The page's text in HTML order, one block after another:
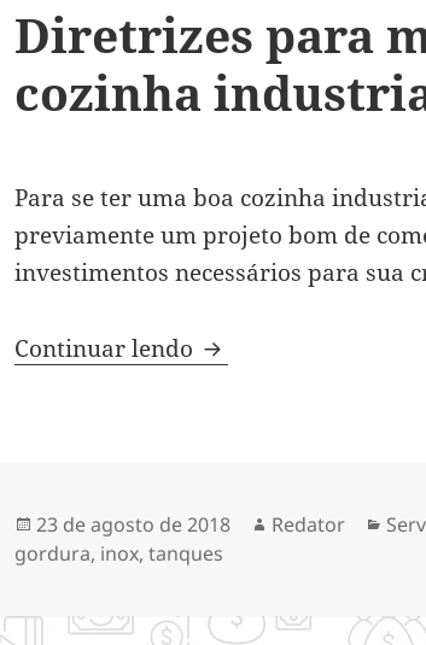
Diretrizes para
cozinha
Para se ter uma boa cozinha
previamente um projeto bom de
investimentos necessários para sua
Continuar lendo Diretrizes para
Publicado
em
23 de agosto de 2018 Autor
Redator
gordura, inox,tanques